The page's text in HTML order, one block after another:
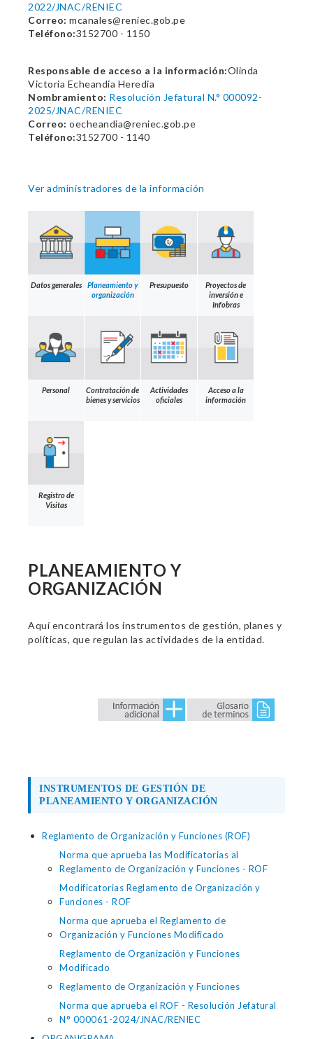
2022/JNAC/RENIEC
Correo: mcanales@reniec.gob.pe
Teléfono:3152700 - 1150
Responsable de acceso a la información:Olinda
Victoria Echeandia Heredia
Nombramiento: Resolución Jefatural N.° 000092-
2025/JNAC/RENIEC
Correo: oecheandia@reniec.gob.pe
Teléfono:3152700 - 1140
Ver administradores de la información
Datos generales
Planeamiento y
organización
Presupuesto
Proyectos de
inversión e
Infobras
Personal
Contratación de
bienes y servicios
Actividades
oficiales
Acceso a la
información
Registro de
Visitas
PLANEAMIENTO Y
ORGANIZACIÓN
Aquí encontrará los instrumentos de gestión, planes y
políticas, que regulan las actividades de la entidad.
INSTRUMENTOS DE GESTIÓN DE
PLANEAMIENTO Y ORGANIZACIÓN
Reglamento de Organización y Funciones (ROF)
Norma que aprueba las Modificatorias al
Reglamento de Organización y Funciones - ROF
Modificatorias Reglamento de Organización y
Funciones - ROF
Norma que aprueba el Reglamento de
Organización y Funciones Modificado
Reglamento de Organización y Funciones
Modificado
Reglamento de Organización y Funciones
Norma que aprueba el ROF - Resolución Jefatural
N° 000061-2024/JNAC/RENIEC